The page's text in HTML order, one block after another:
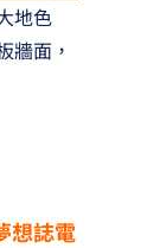
地色
牆面，
想誌電